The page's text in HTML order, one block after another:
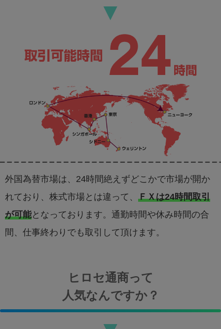
▼
外国為替市場は、24時間絶えずどこかで市場が開か
れており、株式市場とは違って、 ＦＸは24時間取引
が可能となっております。通勤時間や休み時間の合
間、仕事終わりでも取引して頂けます。
ヒロセ通商って
人気なんですか？